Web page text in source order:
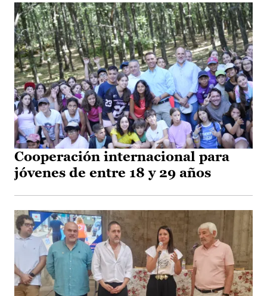
Cooperación internacional para
jóvenes de entre 18 y 29 años